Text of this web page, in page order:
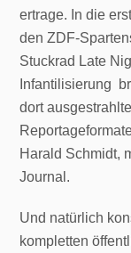
ertrage. In die
den ZDF-
Stuckrad Late
Infantilisierung
dort
Harald Schmidt,
Journal.
Und natürlich
kompletten